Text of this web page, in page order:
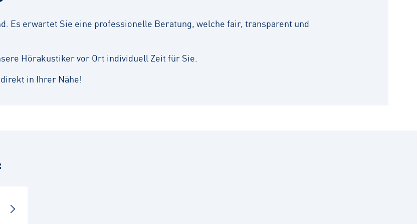
Es erwartet Sie eine professionelle Beratung, welche fair, transparent und
Hörakustiker vor Ort individuell Zeit für Sie.
in Ihrer Nähe!